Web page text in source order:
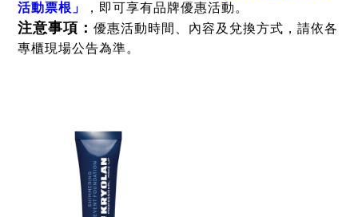
活動票根」
，即可享有品牌優惠活動。
注意事項：優惠活動時間、內容及兌換方式，請依各
專櫃現場公告為準。